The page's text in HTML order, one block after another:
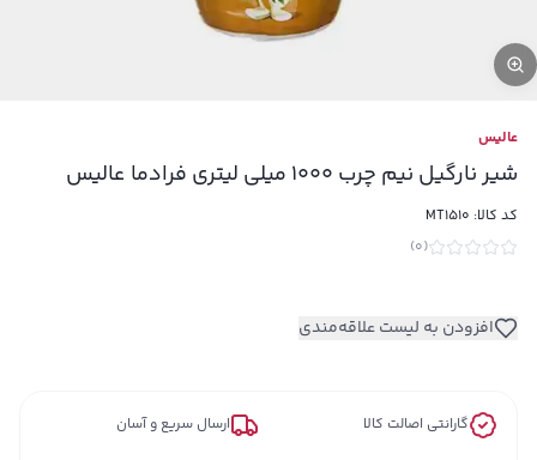
عالیس
شیر نارگیل نیم چرب 1000 میلی لیتری فرادما عالیس
کد کالا: MT1510
(
0
)
افزودن به لیست علاقه‌مندی
گارانتی اصالت کالا ارسال سریع و آسان